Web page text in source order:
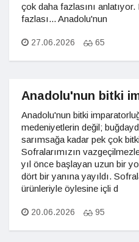
çok daha fazlasını
fazlası... Anadolu'nun
27.06.2026 65
Anadolu'nun bitki
Anadolu'nun bitki
medeniyetlerin değil;
sarımsağa kadar pek çok
Sofralarımızın
yıl önce başlayan uzun bir
dört bir yanına yayıldı.
ürünleriyle öylesine içli d
20.06.2026 95